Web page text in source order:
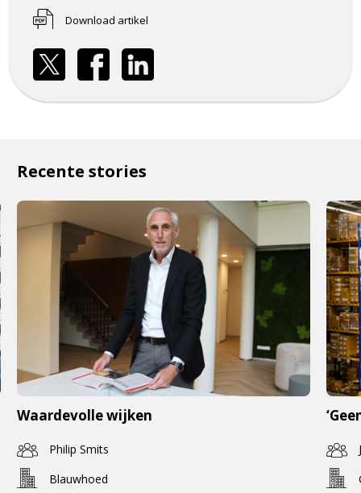
Download artikel
Recente stories
Waardevolle wijken
Philip Smits
Blauwhoed